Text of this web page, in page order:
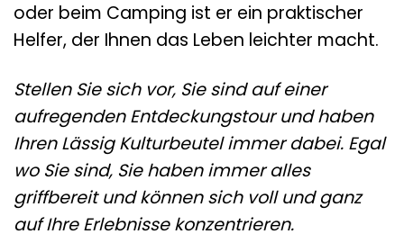
oder beim Camping ist er ein praktischer
Helfer, der Ihnen das Leben leichter macht.
Stellen Sie sich vor, Sie sind auf einer
aufregenden Entdeckungstour und haben
Ihren Lässig Kulturbeutel immer dabei. Egal
wo Sie sind, Sie haben immer alles
griffbereit und können sich voll und ganz
auf Ihre Erlebnisse konzentrieren.